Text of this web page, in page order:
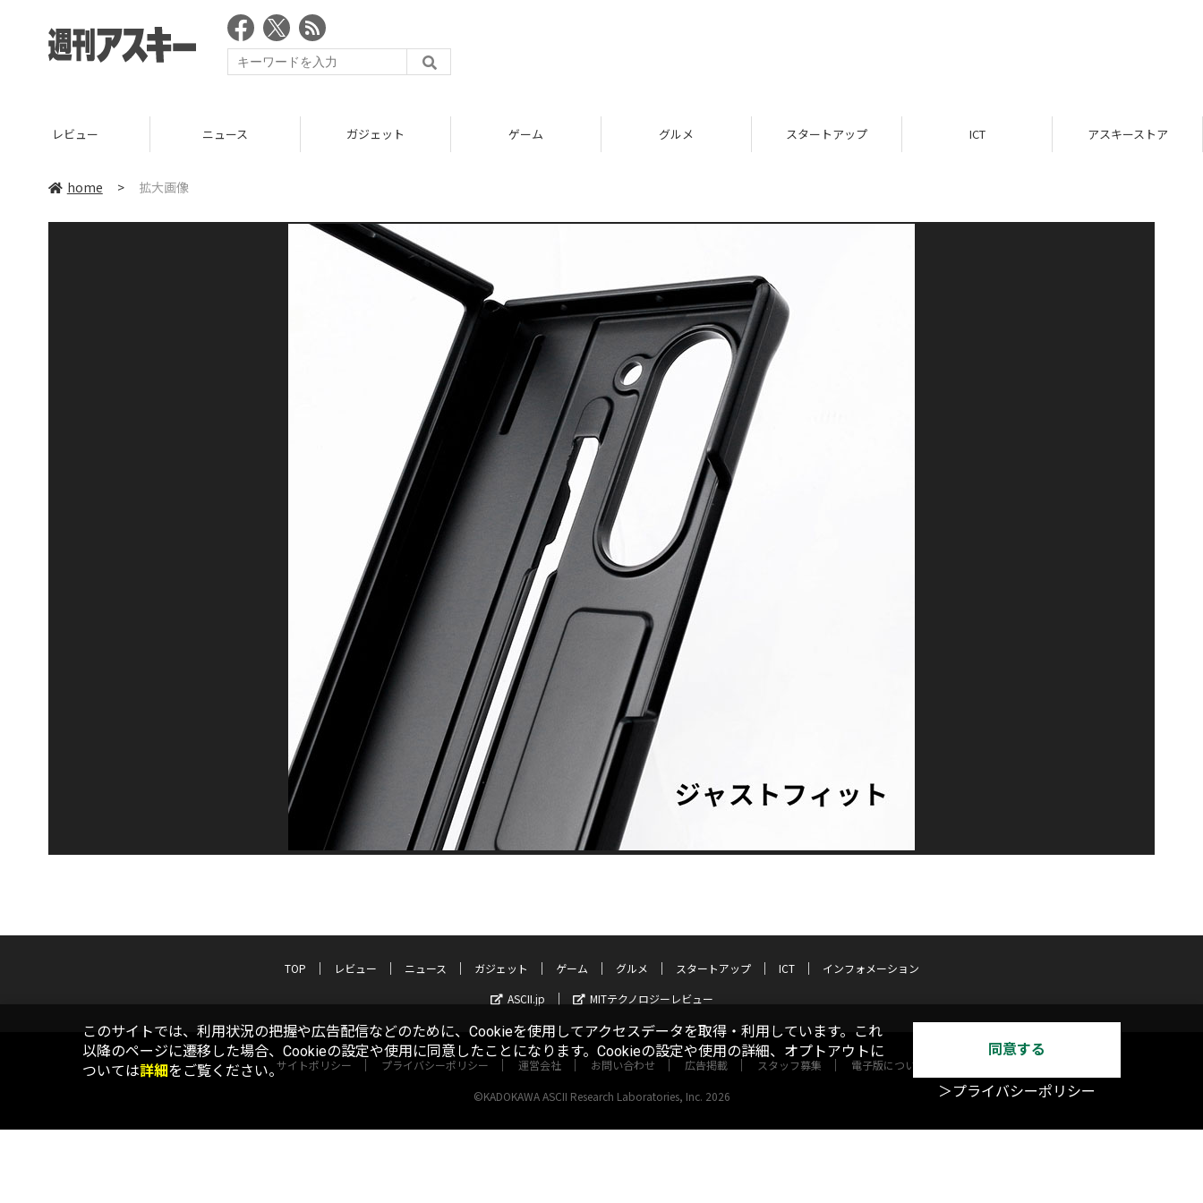
レビュー ニュース ガジェット ゲーム グルメ スタートアップ ICT アスキーストア
home > 拡大画像
TOP レビュー ニュース ガジェット ゲーム グルメ スタートアップ ICT
インフォメーション
ASCII.jp
MITテクノロジーレビュー
サイトポリシー プライバシーポリシー 運営会社 お問い合わせ 広告掲載 スタッフ募集 電子版について
©KADOKAWA ASCII Research Laboratories, Inc. 2026
このサイトでは、利用状況の把握や広告配信などのために、Cookieを使用してアクセスデータを取得・利用しています。これ
以降のページに遷移した場合、Cookieの設定や使用に同意したことになります。Cookieの設定や使用の詳細、オプトアウトに
ついては詳細をご覧ください。
同意する
＞プライバシーポリシー